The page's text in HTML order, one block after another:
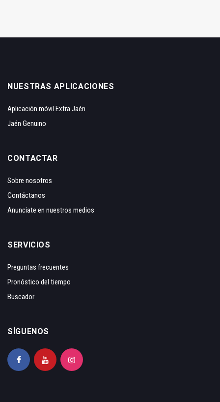
NUESTRAS APLICACIONES
Aplicación móvil Extra Jaén
Jaén Genuino
CONTACTAR
Sobre nosotros
Contáctanos
Anunciate en nuestros medios
SERVICIOS
Preguntas frecuentes
Pronóstico del tiempo
Buscador
SÍGUENOS